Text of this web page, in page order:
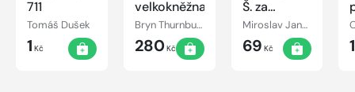
711
Tomáš Dušek
1 Kč
velkokněžna
Bryn Thurnbullová
280Kč
Š. za
lidskou
důstojností
Miroslav Jandovský
69 Kč